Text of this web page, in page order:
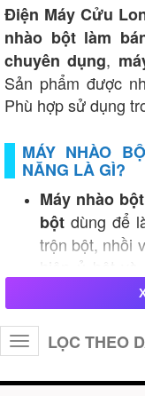
Điện Máy Cửu
nhào bột làm
chuyên dụng,
Sản phẩm được
Phù hợp sử dụng
MÁY NHÀO
NĂNG LÀ GÌ?
Máy nhào bột
bột dùng để
trộn bột, nhồi
hiện ủ bột
nhau. Máy
phục vụ đánh
Với thiết kế
cần.
Toggle
navigation
LỌC THEO